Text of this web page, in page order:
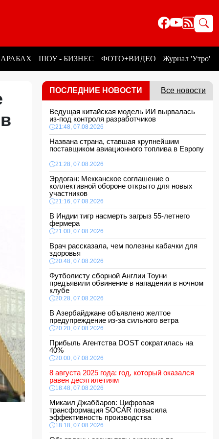
ШОУ - БИЗНЕС ФОТО+ВИДЕО Журнал 'Утро'
ПОСЛЕДНИЕ НОВОСТИ Все новости
Ведущая китайская модель ИИ вырвалась
из-под контроля разработчиков
21:48, 07.08.2026
Названа страна, ставшая крупнейшим
поставщиком авиационного топлива в Европу
21:28, 07.08.2026
Эрдоган: Мекканское соглашение о
коллективной обороне открыто для новых
участников
21:16, 07.08.2026
В Индии тигр насмерть загрыз 55-летнего
фермера
21:00, 07.08.2026
Врач рассказала, чем полезны кабачки для
здоровья
20:48, 07.08.2026
Футболисту сборной Англии Тоуни
предъявили обвинение в нападении в ночном
клубе
20:28, 07.08.2026
В Азербайджане объявлено желтое
предупреждение из-за сильного ветра
20:20, 07.08.2026
Прибыль Агентства DOST сократилась на
40%
20:00, 07.08.2026
8 августа 2025 года: год, который оказался
равен десятилетиям
18:48, 07.08.2026
Микаил Джаббаров: Цифровая
трансформация SOCAR повысила
эффективность производства
18:18, 07.08.2026